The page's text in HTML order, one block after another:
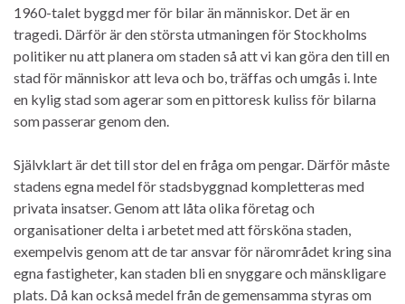
1960-talet byggd mer för bilar än människor. Det är en
tragedi. Därför är den största utmaningen för Stockholms
politiker nu att planera om staden så att vi kan göra den till en
stad för människor att leva och bo, träffas och umgås i. Inte
en kylig stad som agerar som en pittoresk kuliss för bilarna
som passerar genom den.
Självklart är det till stor del en fråga om pengar. Därför måste
stadens egna medel för stadsbyggnad kompletteras med
privata insatser. Genom att låta olika företag och
organisationer delta i arbetet med att försköna staden,
exempelvis genom att de tar ansvar för närområdet kring sina
egna fastigheter, kan staden bli en snyggare och mänskligare
plats. Då kan också medel från de gemensamma styras om